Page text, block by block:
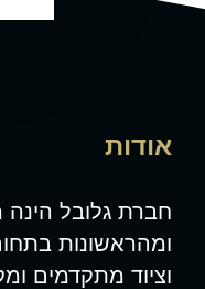
אודות
חברת גלובל
ומהראשונות
וציוד מתקדמים